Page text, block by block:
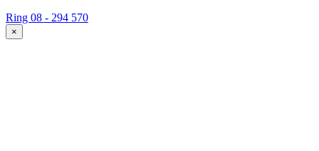
Ring 08 - 294 570
×